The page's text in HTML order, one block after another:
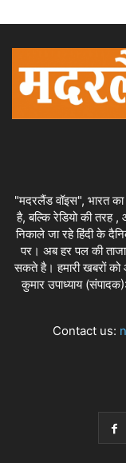
"मदरलैंड वॉइस", भारत
है, बल्कि रेडियो की तरह ,
निकाले जा रहे हिंदी के
पर। अब हर पल की
सकते है। हमारी खबरों
कुमार उपाध्याय
Contact us: